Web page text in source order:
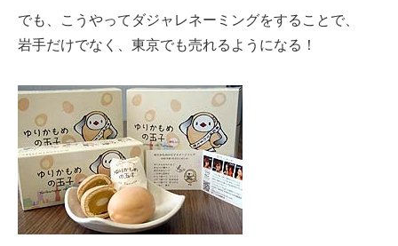
でも、こうやってダジャレネーミングをすることで、
岩手だけでなく、東京でも売れるようになる！